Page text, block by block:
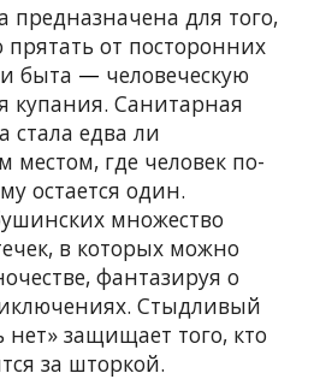
предназначена для того,
от посторонних
быта — человеческую
купания. Санитарная
стала едва ли
местом, где человек по-
остается один.
множество
в которых можно
фантазируя о
Стыдливый
нет» защищает того, кто
за шторкой.